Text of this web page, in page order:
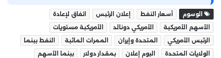
الوسوم أسعار النفط إعلان الرئيس
اتفاق لإعادة
الأسهم الأمريكية
الأمريكي دونالد
الأمريكية مستويات
الرئيس الأمريكي
المتحدة وإيران الممرات المائية
النفط بينما
الولايات المتحدة
اليوم إعلان بمقدار دولار
بينما الأسهم